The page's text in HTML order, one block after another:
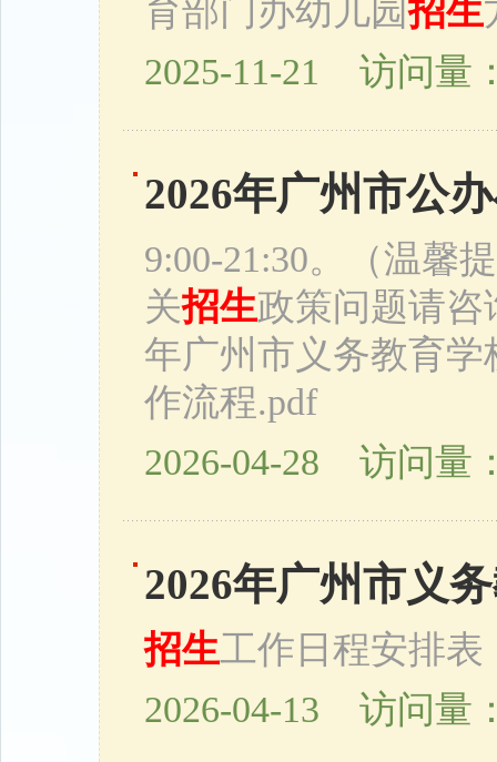
育部门办幼儿园招生
2025-11-21 访问量
2026年广州市公
9:00-21:30。（温馨
关招生政策问题请
年广州市义务教育学
作流程.pdf
2026-04-28 访问量
2026年广州市义
招生工作日程安排表
2026-04-13 访问量